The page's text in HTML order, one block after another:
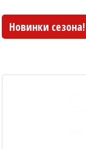
Новинки сезона!